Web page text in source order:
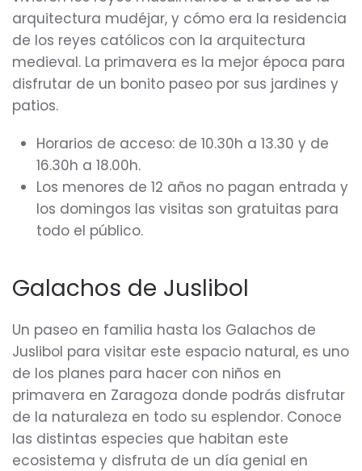
arquitectura mudéjar, y cómo era la residencia
de los reyes católicos con la arquitectura
medieval. La primavera es la mejor época para
disfrutar de un bonito paseo por sus jardines y
patios.
Horarios de acceso: de 10.30h a 13.30 y de
16.30h a 18.00h.
Los menores de 12 años no pagan entrada y
los domingos las visitas son gratuitas para
todo el público.
Galachos de Juslibol
Un paseo en familia hasta los Galachos de
Juslibol para visitar este espacio natural, es uno
de los planes para hacer con niños en
primavera en Zaragoza donde podrás disfrutar
de la naturaleza en todo su esplendor. Conoce
las distintas especies que habitan este
ecosistema y disfruta de un día genial en